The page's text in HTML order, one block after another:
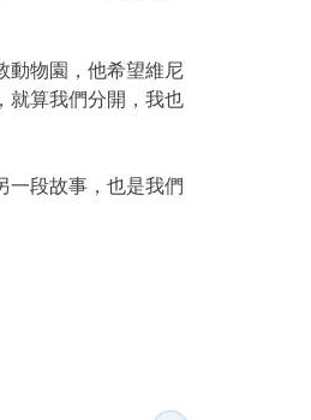
物園，他希望維尼
就算我們分開，我也
段故事，也是我們